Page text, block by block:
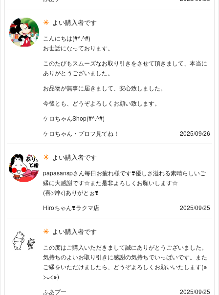
よい購入者です
こんにちは(#^.^#)
お世話になっております。
このたびもスムーズなお取り引きをさせて頂きまして、本当に
ありがとうございました。
お品物が無事に届きまして、安心致しました。
今後とも、どうぞよろしくお願い致します。
ケロちゃんShop(#^.^#)
ケロちゃん・プロフ見てね！
2025/09/26
よい購入者です
papasanspさん毎日お疲れ様です❣️優しさ溢れる素晴らしいご
縁に大感謝です☆また是非よろしくお願いします☆
(喜>艸<)ありがとぉ❣️
Hiroちゃん❣️ラクマ店
2025/09/25
よい購入者です
この度はご購入いただきまして誠にありがとうございました。
気持ちのよいお取り引きに感謝の気持ちでいっぱいです。また
ご縁をいただけましたら、どうぞよろしくお願いいたします(๑
>ᴗ<๑)
ふあプー
2025/09/25